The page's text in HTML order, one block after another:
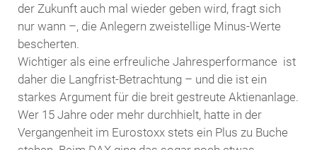
der Zukunft auch mal wieder geben wird, fragt sich
nur wann –, die Anlegern zweistellige Minus-Werte
bescherten.
Wichtiger als eine erfreuliche Jahresperformance ist
daher die Langfrist-Betrachtung – und die ist ein
starkes Argument für die breit gestreute Aktienanlage.
Wer 15 Jahre oder mehr durchhielt, hatte in der
Vergangenheit im Eurostoxx stets ein Plus zu Buche